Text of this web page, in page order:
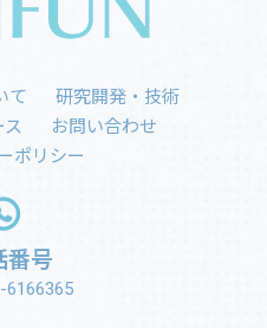
て
研究開発・技術
ス
お問い合わせ
ポリシー
番号
6166365